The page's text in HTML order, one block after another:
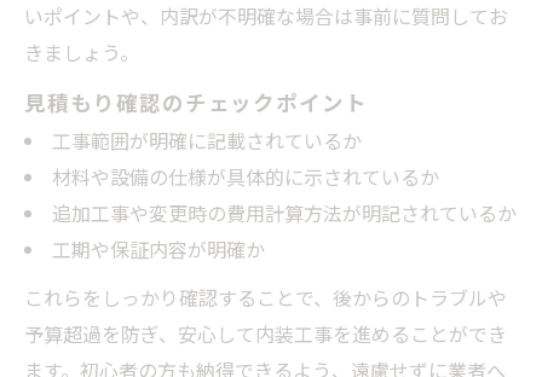
いポイントや、内訳が不明確な場合は事前に質問してお
きましょう。
見積もり確認のチェックポイント
工事範囲が明確に記載されているか
材料や設備の仕様が具体的に示されているか
追加工事や変更時の費用計算方法が明記されているか
工期や保証内容が明確か
これらをしっかり確認することで、後からのトラブルや
予算超過を防ぎ、安心して内装工事を進めることができ
ます。初心者の方も納得できるよう、遠慮せずに業者へ